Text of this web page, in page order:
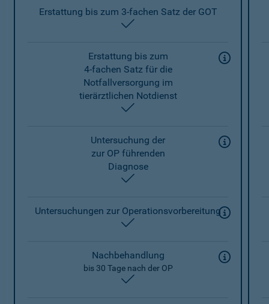
Erstattung bis zum 3-fachen Satz der GOT
Erstattung bis zum
4-fachen Satz für die
Notfallversorgung im
tierärztlichen Notdienst
Untersuchung der
zur OP führenden
Diagnose
Untersuchungen zur Operationsvorbereitung
Nachbehandlung
bis 30 Tage nach der OP